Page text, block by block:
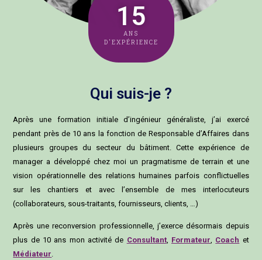
Qui suis-je ?
Après une formation initiale d’ingénieur généraliste, j’ai exercé
pendant près de 10 ans la fonction de Responsable d’Affaires dans
plusieurs groupes du secteur du bâtiment. Cette expérience de
manager a développé chez moi un pragmatisme de terrain et une
vision opérationnelle des relations humaines parfois conflictuelles
sur les chantiers et avec l’ensemble de mes interlocuteurs
(collaborateurs, sous-traitants, fournisseurs, clients, …)
Après une reconversion professionnelle, j’exerce désormais depuis
plus de 10 ans mon activité de Consultant, Formateur, Coach et
Médiateur.
15
ANS
D'EXPÉRIENCE